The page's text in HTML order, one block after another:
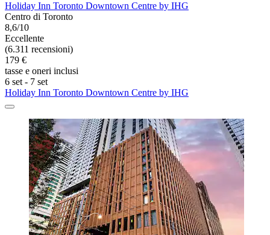
Holiday Inn Toronto Downtown Centre by IHG
Centro di Toronto
8,6/10
Eccellente
(6.311 recensioni)
179 €
tasse e oneri inclusi
6 set - 7 set
Holiday Inn Toronto Downtown Centre by IHG